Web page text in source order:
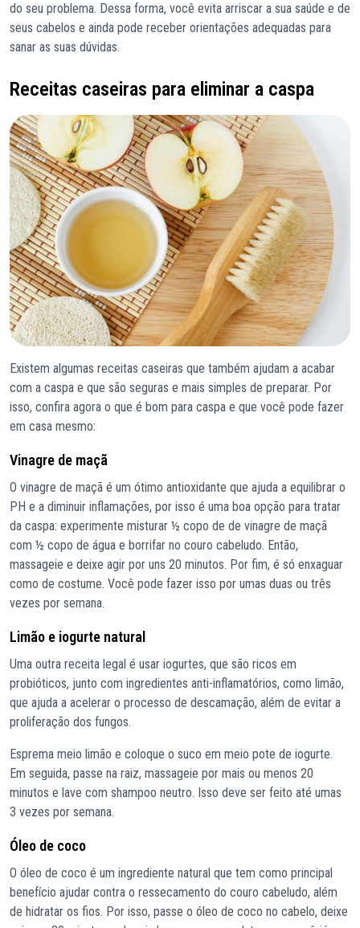
do seu problema. Dessa forma, você evita arriscar a sua saúde e de
seus cabelos e ainda pode receber orientações adequadas para
sanar as suas dúvidas.
Receitas caseiras para eliminar a caspa
Existem algumas receitas caseiras que também ajudam a acabar
com a caspa e que são seguras e mais simples de preparar. Por
isso, confira agora o que é bom para caspa e que você pode fazer
em casa mesmo:
Vinagre de maçã
O vinagre de maçã é um ótimo antioxidante que ajuda a equilibrar o
PH e a diminuir inflamações, por isso é uma boa opção para tratar
da caspa: experimente misturar ½ copo de de vinagre de maçã
com ½ copo de água e borrifar no couro cabeludo. Então,
massageie e deixe agir por uns 20 minutos. Por fim, é só enxaguar
como de costume. Você pode fazer isso por umas duas ou três
vezes por semana.
Limão e iogurte natural
Uma outra receita legal é usar iogurtes, que são ricos em
probióticos, junto com ingredientes anti-inflamatórios, como limão,
que ajuda a acelerar o processo de descamação, além de evitar a
proliferação dos fungos.
Esprema meio limão e coloque o suco em meio pote de iogurte.
Em seguida, passe na raiz, massageie por mais ou menos 20
minutos e lave com shampoo neutro. Isso deve ser feito até umas
3 vezes por semana.
Óleo de coco
O óleo de coco é um ingrediente natural que tem como principal
benefício ajudar contra o ressecamento do couro cabeludo, além
de hidratar os fios. Por isso, passe o óleo de coco no cabelo, deixe